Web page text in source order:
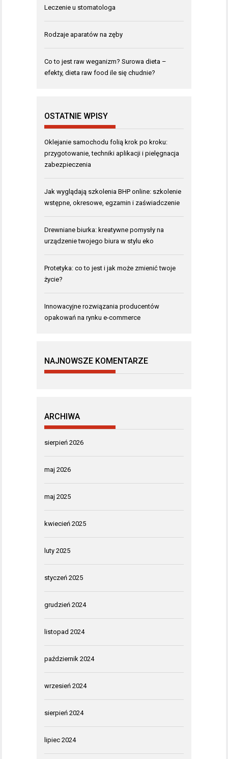
Leczenie u stomatologa
Rodzaje aparatów na zęby
Co to jest raw weganizm? Surowa dieta –
efekty, dieta raw food ile się chudnie?
OSTATNIE WPISY
Oklejanie samochodu folią krok po kroku:
przygotowanie, techniki aplikacji i pielęgnacja
zabezpieczenia
Jak wyglądają szkolenia BHP online: szkolenie
wstępne, okresowe, egzamin i zaświadczenie
Drewniane biurka: kreatywne pomysły na
urządzenie twojego biura w stylu eko
Protetyka: co to jest i jak może zmienić twoje
życie?
Innowacyjne rozwiązania producentów
opakowań na rynku e-commerce
NAJNOWSZE KOMENTARZE
ARCHIWA
sierpień 2026
maj 2026
maj 2025
kwiecień 2025
luty 2025
styczeń 2025
grudzień 2024
listopad 2024
październik 2024
wrzesień 2024
sierpień 2024
lipiec 2024